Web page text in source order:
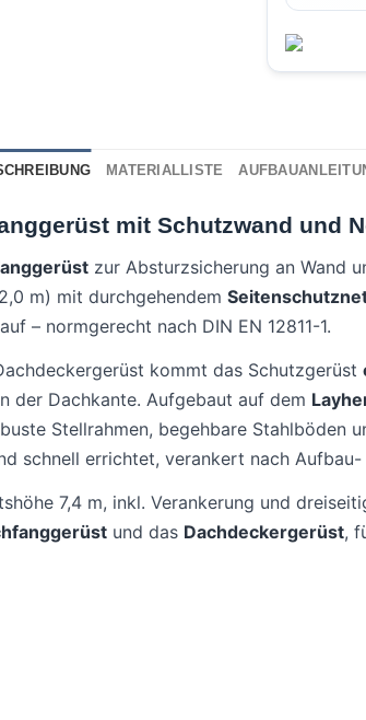
MATERIALLISTE
mit Schutzwand und
zur Absturzsicherung an Wand
m) mit durchgehendem
– normgerecht nach DIN EN 12811-1.
kommt das Schutzgerüst
der Dachkante. Aufgebaut auf dem
Stellrahmen, begehbare Stahlböden
schnell errichtet, verankert nach
7,4 m, inkl. Verankerung und
und das Dachdeckergerüst,